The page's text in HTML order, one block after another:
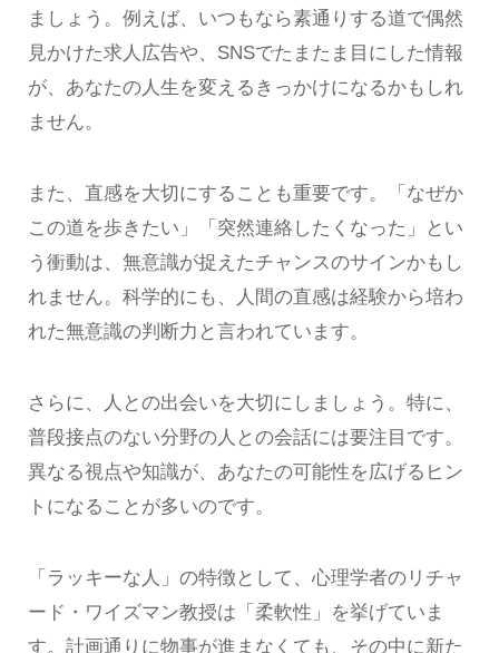
ましょう。例えば、いつもなら素通りする道で偶然
見かけた求人広告や、SNSでたまたま目にした情報
が、あなたの人生を変えるきっかけになるかもしれ
ません。
また、直感を大切にすることも重要です。「なぜか
この道を歩きたい」「突然連絡したくなった」とい
う衝動は、無意識が捉えたチャンスのサインかもし
れません。科学的にも、人間の直感は経験から培わ
れた無意識の判断力と言われています。
さらに、人との出会いを大切にしましょう。特に、
普段接点のない分野の人との会話には要注目です。
異なる視点や知識が、あなたの可能性を広げるヒン
トになることが多いのです。
「ラッキーな人」の特徴として、心理学者のリチャ
ード・ワイズマン教授は「柔軟性」を挙げていま
す。計画通りに物事が進まなくても、その中に新た